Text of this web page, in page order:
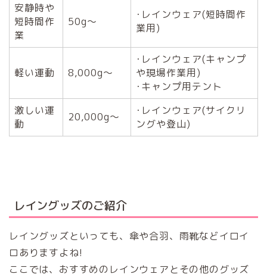
安静時や
短時間作
業
50g〜
･レインウェア(短時間作
業用)
軽い運動 8,000g〜
･レインウェア(キャンプ
や現場作業用)
･キャンプ用テント
激しい運
動
20,000g〜
･レインウェア(サイクリ
ングや登山)
レイングッズのご紹介
レイングッズといっても、傘や合羽、雨靴などイロイ
ロありますよね!
ここでは、おすすめのレインウェアとその他のグッズ